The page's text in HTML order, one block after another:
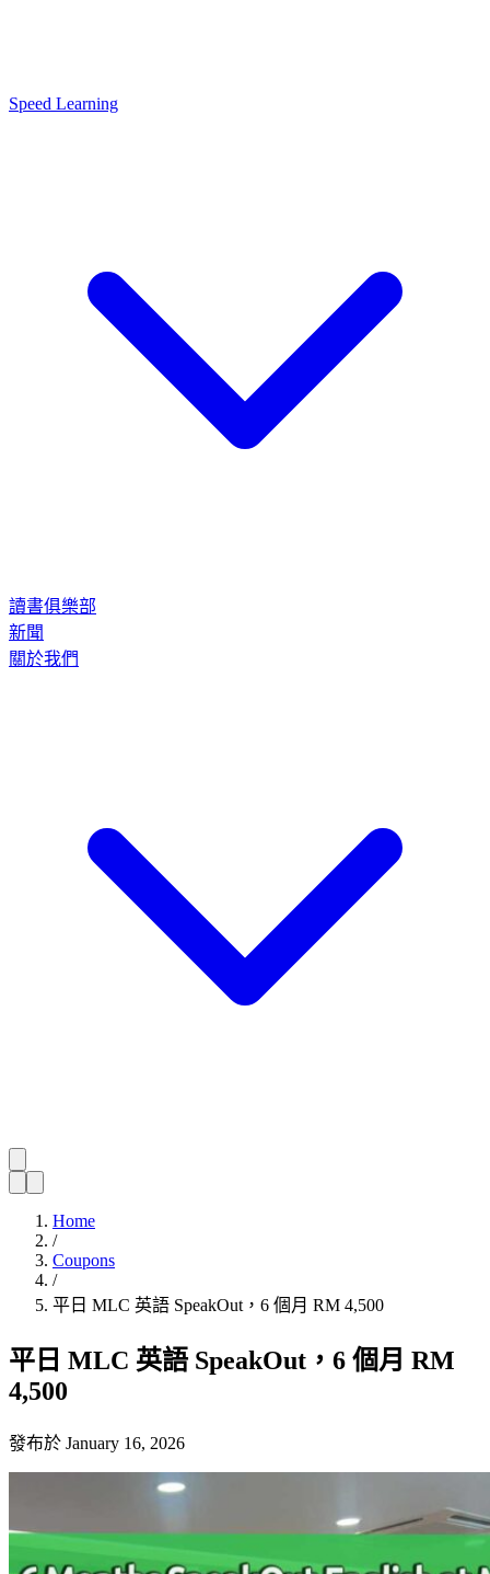
Speed Learning
讀書俱樂部
新聞
關於我們
Home
/
Coupons
/
平日 MLC 英語 SpeakOut，6 個月 RM 4,500
平日 MLC 英語 SpeakOut，6 個月 RM
4,500
發布於 January 16, 2026